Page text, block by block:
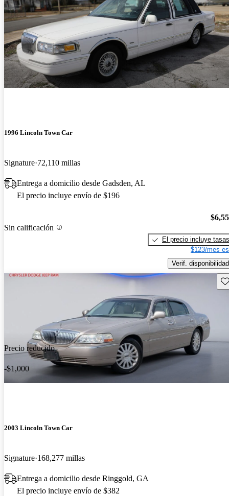
1996 Lincoln Town Car
Signature 72,110 millas
Entrega a domicilio desde Gadsden, AL
El precio incluye envío de $196
Sin calificación
El precio incluye tasas
$123/mes
Verif. disponibilidad
Precio reducido
-$1,000
2003 Lincoln Town Car
Signature 168,277 millas
Entrega a domicilio desde Ringgold, GA
El precio incluye envío de $382